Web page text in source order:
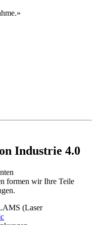
Industrie 4.0
formen wir Ihre Teile
(Laser